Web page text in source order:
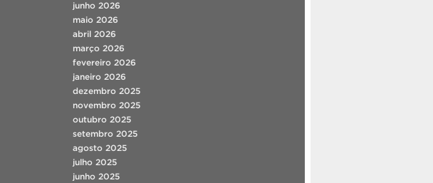
junho 2026
maio 2026
abril 2026
março 2026
fevereiro 2026
janeiro 2026
dezembro 2025
novembro 2025
outubro 2025
setembro 2025
agosto 2025
julho 2025
junho 2025